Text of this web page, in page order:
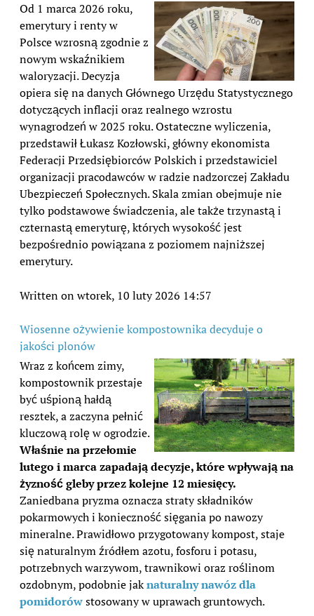
Od 1 marca 2026 roku,
emerytury i renty w
Polsce wzrosną zgodnie z
nowym wskaźnikiem
waloryzacji. Decyzja
opiera się na danych Głównego Urzędu Statystycznego
dotyczących inflacji oraz realnego wzrostu
wynagrodzeń w 2025 roku. Ostateczne wyliczenia,
przedstawił Łukasz Kozłowski, główny ekonomista
Federacji Przedsiębiorców Polskich i przedstawiciel
organizacji pracodawców w radzie nadzorczej Zakładu
Ubezpieczeń Społecznych. Skala zmian obejmuje nie
tylko podstawowe świadczenia, ale także trzynastą i
czternastą emeryturę, których wysokość jest
bezpośrednio powiązana z poziomem najniższej
emerytury.
Written on wtorek, 10 luty 2026 14:57
Wiosenne ożywienie kompostownika decyduje o
jakości plonów
Wraz z końcem zimy,
kompostownik przestaje
być uśpioną hałdą
resztek, a zaczyna pełnić
kluczową rolę w ogrodzie.
Właśnie na przełomie
lutego i marca zapadają decyzje, które wpływają na
żyzność gleby przez kolejne 12 miesięcy.
Zaniedbana pryzma oznacza straty składników
pokarmowych i konieczność sięgania po nawozy
mineralne. Prawidłowo przygotowany kompost, staje
się naturalnym źródłem azotu, fosforu i potasu,
potrzebnych warzywom, trawnikowi oraz roślinom
ozdobnym, podobnie jaknaturalny nawóz dla
pomidorówstosowany w uprawach gruntowych.